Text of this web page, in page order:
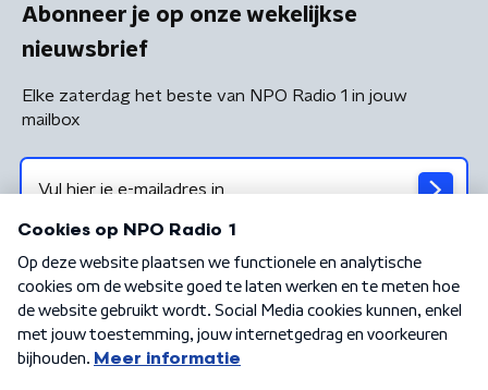
Abonneer je op onze wekelijkse
nieuwsbrief
Elke zaterdag het beste van NPO Radio 1 in jouw
mailbox
Algemene voorwaarden Privacybeleid